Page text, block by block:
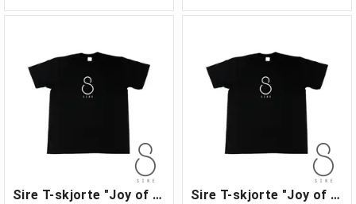
Sire T-skjorte "Joy of Music" black Sire T-skjorte "Joy of Music" black